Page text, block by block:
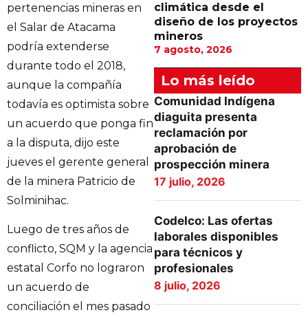
pertenencias mineras en
el Salar de Atacama
podría extenderse
durante todo el 2018,
aunque la compañía
todavía es optimista sobre
un acuerdo que ponga fin
a la disputa, dijo este
jueves el gerente general
de la minera Patricio de
Solminihac.
Luego de tres años de
conflicto, SQM y la agencia
estatal Corfo no lograron
un acuerdo de
conciliación el mes pasado
climática desde el
diseño de los proyectos
mineros
7 agosto, 2026
Lo más leído
Comunidad Indígena
diaguita presenta
reclamación por
aprobación de
prospección minera
17 julio, 2026
Codelco: Las ofertas
laborales disponibles
para técnicos y
profesionales
8 julio, 2026